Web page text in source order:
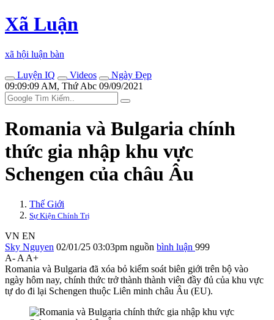
Xã Luận
xã hội luận bàn
Luyện IQ
Videos
Ngày Đẹp
09:09:09 AM, Thứ Abc 09/09/2021
Romania và Bulgaria chính
thức gia nhập khu vực
Schengen của châu Âu
Thế Giới
Sự Kiện Chính Trị
VN EN
Sky Nguyen 02/01/25 03:03pm nguồn bình luận 999
A- A A+
Romania và Bulgaria đã xóa bỏ kiểm soát biên giới trên bộ vào
ngày hôm nay, chính thức trở thành thành viên đầy đủ của khu vực
tự do đi lại Schengen thuộc Liên minh châu Âu (EU).